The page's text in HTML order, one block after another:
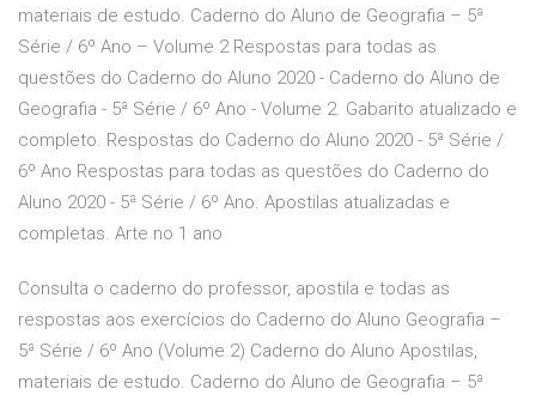
materiais de estudo. Caderno do Aluno de Geografia – 5ª
Série / 6º Ano – Volume 2 Respostas para todas as
questões do Caderno do Aluno 2020 - Caderno do Aluno de
Geografia - 5ª Série / 6º Ano - Volume 2. Gabarito atualizado e
completo. Respostas do Caderno do Aluno 2020 - 5ª Série /
6º Ano Respostas para todas as questões do Caderno do
Aluno 2020 - 5ª Série / 6º Ano. Apostilas atualizadas e
completas. Arte no 1 ano
Consulta o caderno do professor, apostila e todas as
respostas aos exercícios do Caderno do Aluno Geografia –
5ª Série / 6º Ano (Volume 2) Caderno do Aluno Apostilas,
materiais de estudo. Caderno do Aluno de Geografia – 5ª